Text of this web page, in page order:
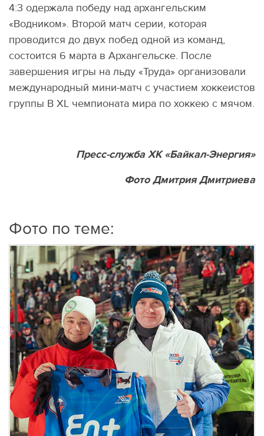
4:3 одержала победу над архангельским
«Водником». Второй матч серии, которая
проводится до двух побед одной из команд,
состоится 6 марта в Архангельске. После
завершения игры на льду «Труда» организовали
международный мини-матч с участием хоккеистов
группы B XL чемпионата мира по хоккею с мячом.
Пресс-служба ХК «Байкал-Энергия»
Фото Дмитрия Дмитриева
Фото по теме: